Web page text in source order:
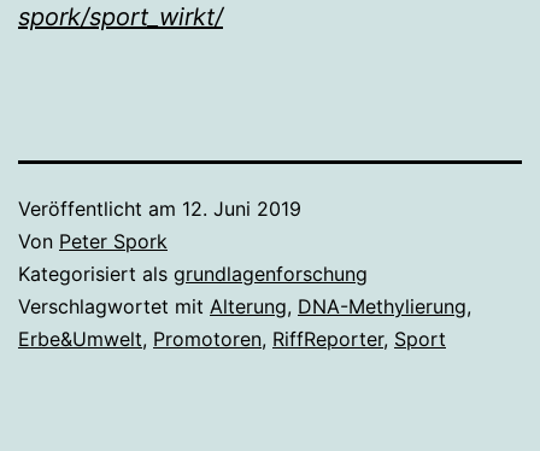
spork/sport_wirkt/
Veröffentlicht am 12. Juni 2019
Von Peter Spork
Kategorisiert als grundlagenforschung
Verschlagwortet mit Alterung, DNA-Methylierung,
Erbe&Umwelt, Promotoren, RiffReporter, Sport